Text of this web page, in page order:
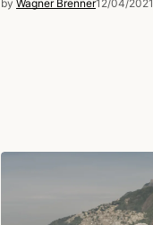
by Wagner Brenner12/04/2021